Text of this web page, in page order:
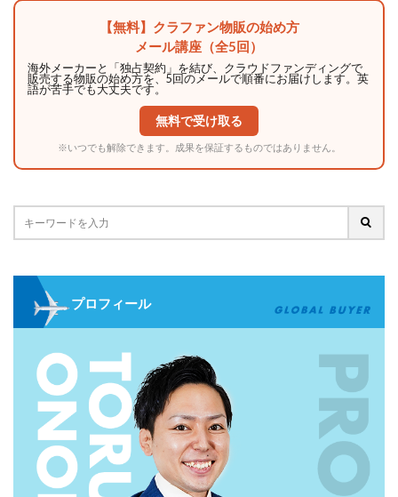
【無料】クラファン物販の始め方
メール講座（全5回）
海外メーカーと「独占契約」を結び、クラウドファンディングで
販売する物販の始め方を、5回のメールで順番にお届けします。英
語が苦手でも大丈夫です。
無料で受け取る
※いつでも解除できます。成果を保証するものではありません。
プロフィール